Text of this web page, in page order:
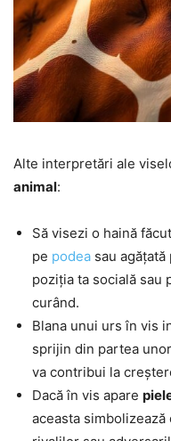
Alte interpretări ale
animal:
Să visezi o haină
pe podea sau
poziția ta socială sau
curând.
Blana unui urs în vis
sprijin din partea
va contribui la
Dacă în vis apare
aceasta